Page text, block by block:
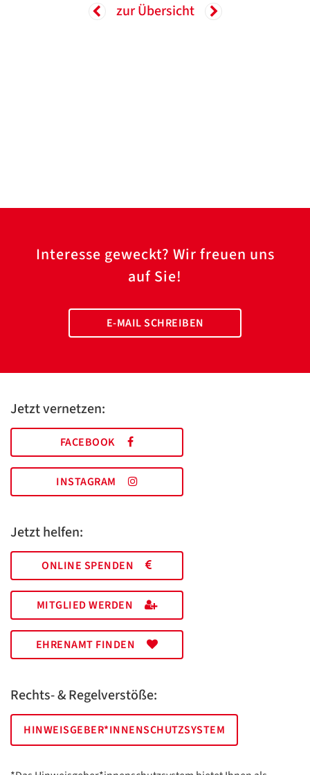
zur Übersicht
Interesse geweckt? Wir freuen uns
auf Sie!
E-MAIL SCHREIBEN
Jetzt vernetzen:
FACEBOOK
INSTAGRAM
Jetzt helfen:
ONLINE SPENDEN
MITGLIED WERDEN
EHRENAMT FINDEN
Rechts- & Regelverstöße:
HINWEISGEBER*INNENSCHUTZSYSTEM